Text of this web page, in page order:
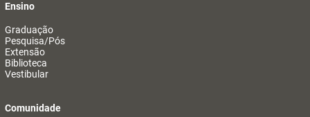
Ensino
Graduação
Pesquisa/Pós
Extensão
Biblioteca
Vestibular
Comunidade